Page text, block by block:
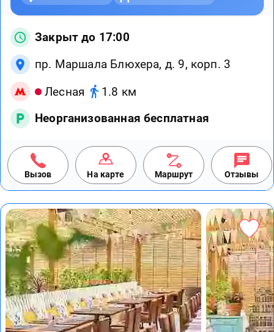
Закрыт до 17:00
пр. Маршала Блюхера, д. 9, корп. 3
Лесная
1.8 км
Неорганизованная бесплатная
Вызов На карте Маршрут Отзывы